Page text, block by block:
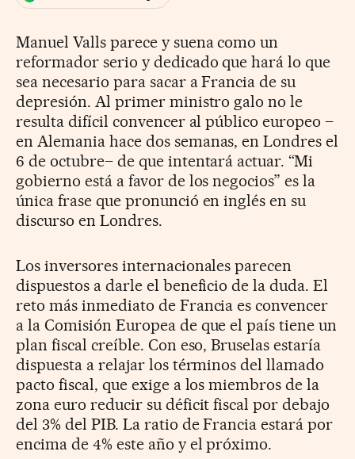
Manuel Valls parece y suena como un
reformador serio y dedicado que hará lo que
sea necesario para sacar a Francia de su
depresión. Al primer ministro galo no le
resulta difícil convencer al público europeo –
en Alemania hace dos semanas, en Londres el
6 de octubre– de que intentará actuar. “Mi
gobierno está a favor de los negocios” es la
única frase que pronunció en inglés en su
discurso en Londres.
Los inversores internacionales parecen
dispuestos a darle el beneficio de la duda. El
reto más inmediato de Francia es convencer
a la Comisión Europea de que el país tiene un
plan fiscal creíble. Con eso, Bruselas estaría
dispuesta a relajar los términos del llamado
pacto fiscal, que exige a los miembros de la
zona euro reducir su déficit fiscal por debajo
del 3% del PIB. La ratio de Francia estará por
encima de 4% este año y el próximo.